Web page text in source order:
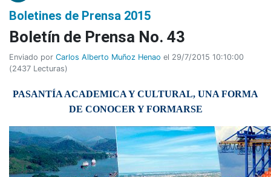
Boletines de Prensa 2015
Boletí­n de Prensa No. 43
Enviado por Carlos Alberto Muñoz Henao el 29/7/2015 10:10:00
(2437 Lecturas)
PASANTÍA ACADEMICA Y CULTURAL, UNA FORMA
DE CONOCER Y FORMARSE